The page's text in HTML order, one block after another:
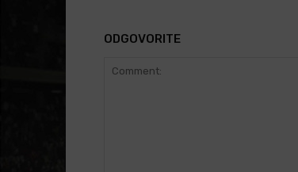
ODGOVORITE